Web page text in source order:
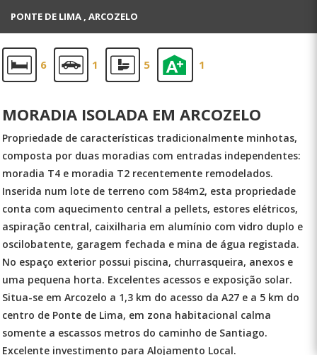
PONTE DE LIMA , ARCOZELO
6 1 5 1
MORADIA ISOLADA EM ARCOZELO
Propriedade de características tradicionalmente minhotas,
composta por duas moradias com entradas independentes:
moradia T4 e moradia T2 recentemente remodelados.
Inserida num lote de terreno com 584m2, esta propriedade
conta com aquecimento central a pellets, estores elétricos,
aspiração central, caixilharia em alumínio com vidro duplo e
oscilobatente, garagem fechada e mina de água registada.
No espaço exterior possui piscina, churrasqueira, anexos e
uma pequena horta. Excelentes acessos e exposição solar.
Situa-se em Arcozelo a 1,3 km do acesso da A27 e a 5 km do
centro de Ponte de Lima, em zona habitacional calma
somente a escassos metros do caminho de Santiago.
Excelente investimento para Alojamento Local.